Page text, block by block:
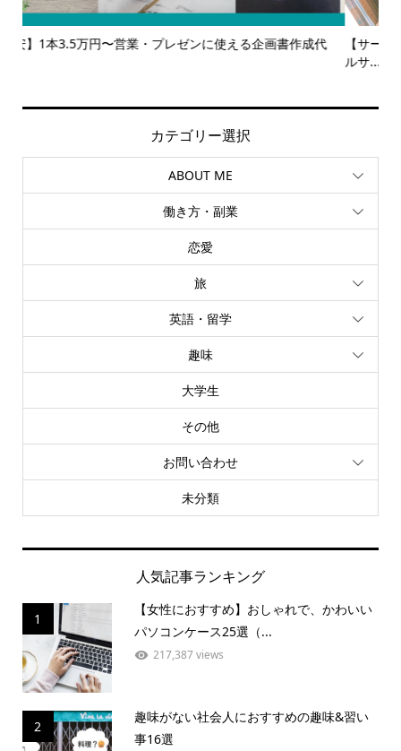
【サービス一覧】広報・企画・デザインの単発依頼からトータ 多
カテゴリー選択
ABOUT ME
働き方・副業
恋愛
旅
英語・留学
趣味
大学生
その他
お問い合わせ
未分類
人気記事ランキング
1
【女性におすすめ】おしゃれで、かわいい
パソコンケース25選（...
217,387 views
2
趣味がない社会人におすすめの趣味&習い
事16選